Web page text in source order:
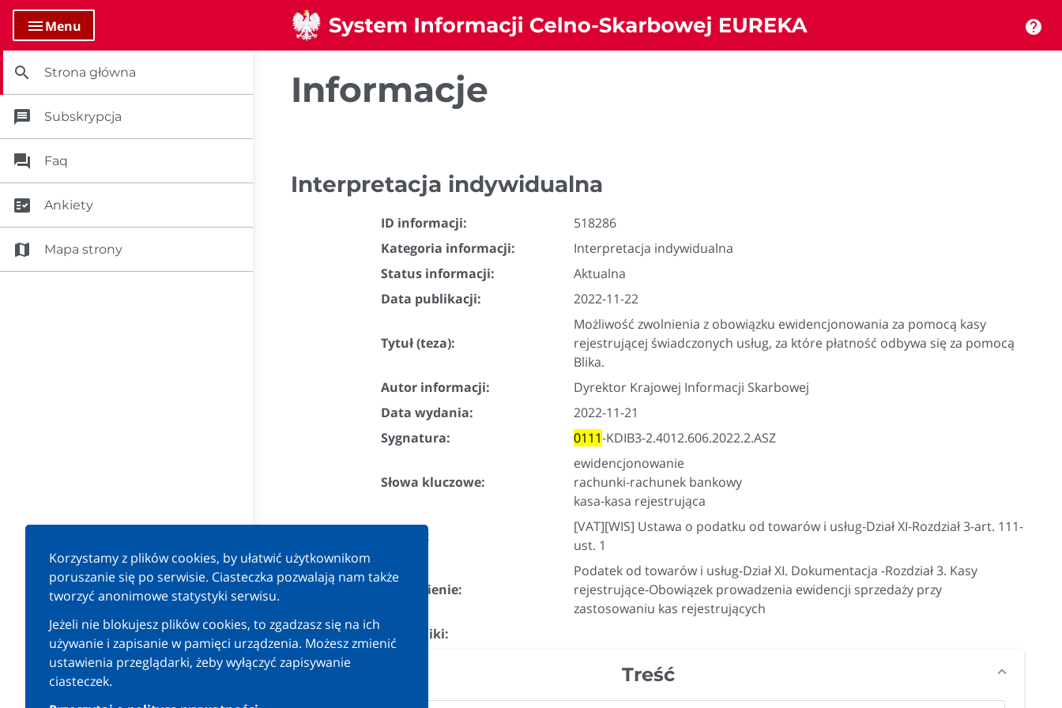
menuMenu help
search Strona główna
message Subskrypcja
question_answer Faq
fact_check Ankiety
map Mapa strony
Informacje
Interpretacja indywidualna
ID informacji:
518286
Kategoria informacji:
Interpretacja indywidualna
Status informacji:
Aktualna
Data publikacji:
2022-11-22
Tytuł (teza):
Możliwość zwolnienia z obowiązku ewidencjonowania za pomocą kasy
rejestrującej świadczonych usług, za które płatność odbywa się za pomocą
Blika.
Autor informacji:
Dyrektor Krajowej Informacji Skarbowej
Data wydania:
2022-11-21
Sygnatura:
0111-KDIB3-2.4012.606.2022.2.ASZ
Słowa kluczowe:
ewidencjonowanie
rachunki-rachunek bankowy
kasa-kasa rejestrująca
Przepis:
[VAT][WIS] Ustawa o podatku od towarów i usług-Dział XI-Rozdział 3-art. 111-
ust. 1
Zagadnienie:
Podatek od towarów i usług-Dział XI. Dokumentacja -Rozdział 3. Kasy
rejestrujące-Obowiązek prowadzenia ewidencji sprzedaży przy
zastosowaniu kas rejestrujących
Załączniki:
Treść
Korzystamy z plików cookies, by ułatwić użytkownikom
poruszanie się po serwisie. Ciasteczka pozwalają nam także
tworzyć anonimowe statystyki serwisu.
Jeżeli nie blokujesz plików cookies, to zgadzasz się na ich
używanie i zapisanie w pamięci urządzenia. Możesz zmienić
ustawienia przeglądarki, żeby wyłączyć zapisywanie
ciasteczek.